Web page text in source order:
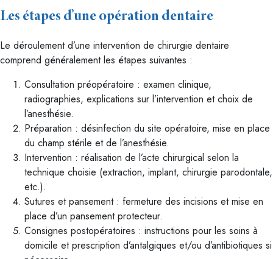
Les étapes d’une opération dentaire
Le déroulement d’une intervention de chirurgie dentaire
comprend généralement les étapes suivantes :
Consultation préopératoire : examen clinique,
radiographies, explications sur l’intervention et choix de
l’anesthésie.
Préparation : désinfection du site opératoire, mise en place
du champ stérile et de l’anesthésie.
Intervention : réalisation de l’acte chirurgical selon la
technique choisie (extraction, implant, chirurgie parodontale,
etc.).
Sutures et pansement : fermeture des incisions et mise en
place d’un pansement protecteur.
Consignes postopératoires : instructions pour les soins à
domicile et prescription d’antalgiques et/ou d’antibiotiques si